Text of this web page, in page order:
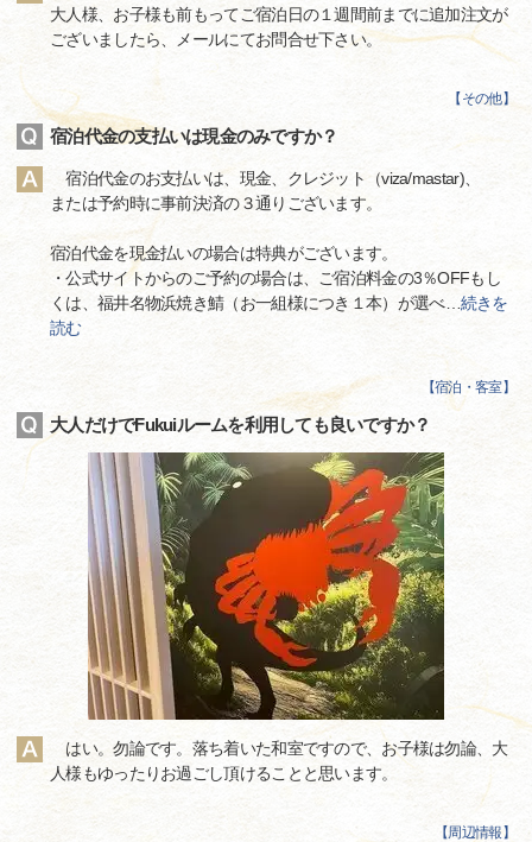
大人様、お子様も前もってご宿泊日の１週間前までに追加注文が
ございましたら、メールにてお問合せ下さい。
【その他】
宿泊代金の支払いは現金のみですか？
宿泊代金のお支払いは、現金、クレジット（viza/mastar)、
または予約時に事前決済の３通りございます。
宿泊代金を現金払いの場合は特典がございます。
・公式サイトからのご予約の場合は、ご宿泊料金の3％OFFもし
くは、福井名物浜焼き鯖（お一組様につき１本）が選べ… 続きを
読む
【宿泊・客室】
大人だけでFukuiルームを利用しても良いですか？
はい。勿論です。落ち着いた和室ですので、お子様は勿論、大
人様もゆったりお過ごし頂けることと思います。
【周辺情報】